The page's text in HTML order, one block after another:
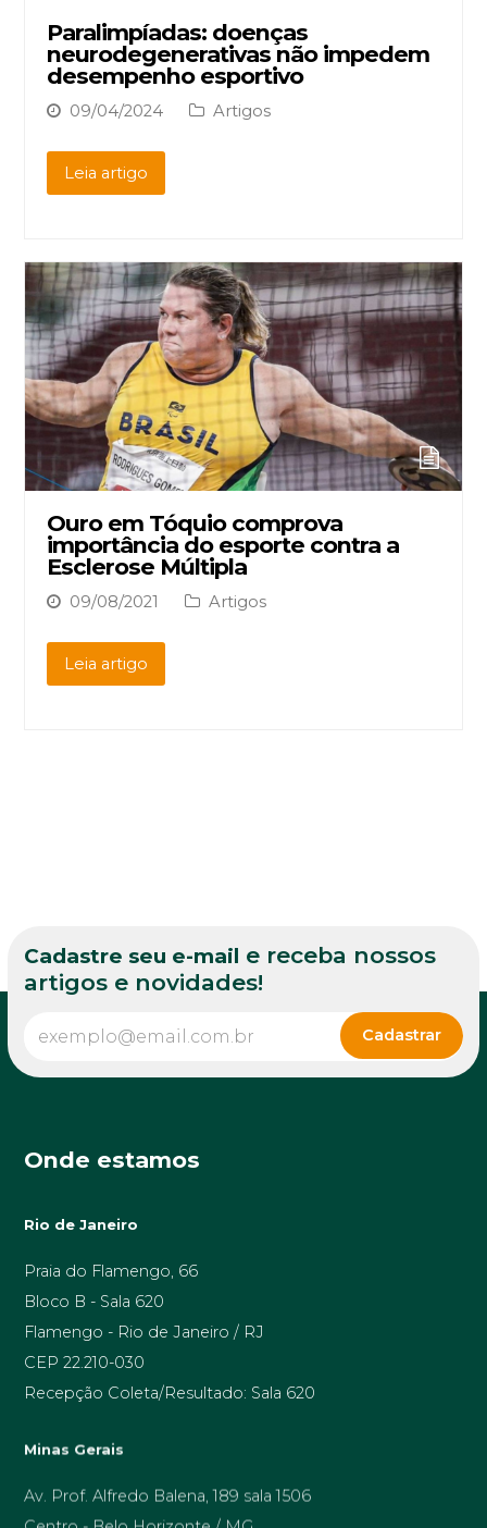
Paralimpíadas: doenças
neurodegenerativas não impedem
desempenho esportivo
09/04/2024 Artigos
Leia artigo
Ouro em Tóquio comprova
importância do esporte contra a
Esclerose Múltipla
09/08/2021 Artigos
Leia artigo
Cadastre seu e-mail e receba nossos
artigos e novidades!
Onde estamos
Rio de Janeiro
Praia do Flamengo, 66
Bloco B - Sala 620
Flamengo - Rio de Janeiro / RJ
CEP 22.210-030
Recepção Coleta/Resultado: Sala 620
Minas Gerais
Av. Prof. Alfredo Balena, 189 sala 1506
Centro - Belo Horizonte / MG